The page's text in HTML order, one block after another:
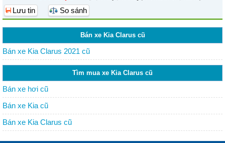
Lưu tin So sánh
Bán xe Kia Clarus cũ
Bán xe Kia Clarus 2021 cũ
Tìm mua xe Kia Clarus cũ
Bán xe hơi cũ
Bán xe Kia cũ
Bán xe Kia Clarus cũ